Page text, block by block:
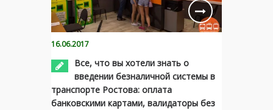
16.06.2017
Все, что вы хотели знать о
введении безналичной системы в
транспорте Ростова: оплата
банковскими картами, валидаторы без